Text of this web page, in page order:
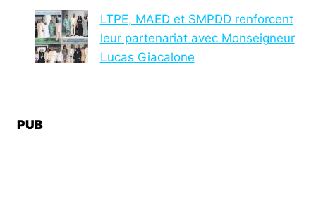
LTPE, MAED et SMPDD renforcent
leur partenariat avec Monseigneur
Lucas Giacalone
PUB